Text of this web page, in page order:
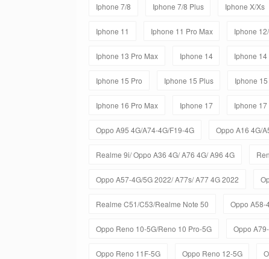
Iphone 7/8 Iphone 7/8 Plus Iphone X/Xs
Iphone 11 Iphone 11 Pro Max Iphone
Iphone 13 Pro Max Iphone 14 Iphone 14
Iphone 15 Pro Iphone 15 Plus Iphone
Iphone 16 Pro Max Iphone 17 Iphone 17
Oppo A95 4G/A74-4G/F19-4G Oppo A16 4G/
Realme 9i/ Oppo A36 4G/ A76 4G/ A96 4G
Oppo A57-4G/5G 2022/ A77s/ A77 4G 2022
Realme C51/C53/Realme Note 50 Oppo A58-
Oppo Reno 10-5G/Reno 10 Pro-5G Oppo
Oppo Reno 11F-5G Oppo Reno 12-5G